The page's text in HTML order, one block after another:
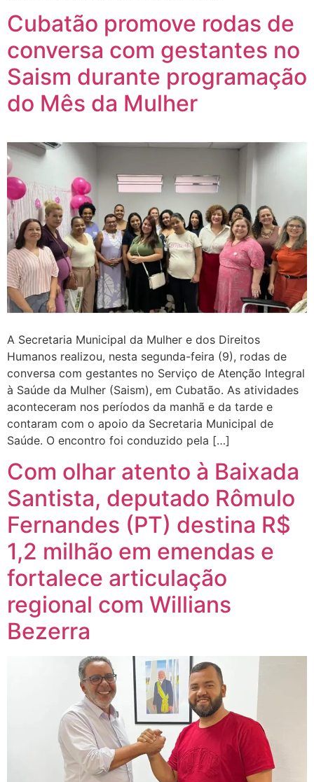
Cubatão promove rodas de
conversa com gestantes no
Saism durante programação
do Mês da Mulher
A Secretaria Municipal da Mulher e dos Direitos
Humanos realizou, nesta segunda-feira (9), rodas de
conversa com gestantes no Serviço de Atenção Integral
à Saúde da Mulher (Saism), em Cubatão. As atividades
aconteceram nos períodos da manhã e da tarde e
contaram com o apoio da Secretaria Municipal de
Saúde. O encontro foi conduzido pela […]
Com olhar atento à Baixada
Santista, deputado Rômulo
Fernandes (PT) destina R$
1,2 milhão em emendas e
fortalece articulação
regional com Willians
Bezerra